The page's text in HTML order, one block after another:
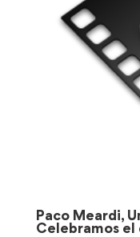
Paco Meardi,
Celebramos el